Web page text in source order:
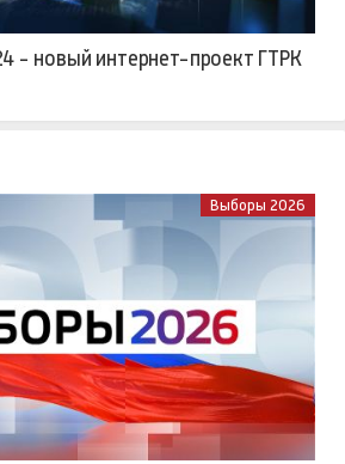
- новый интернет-проект ГТРК
Выборы 2026